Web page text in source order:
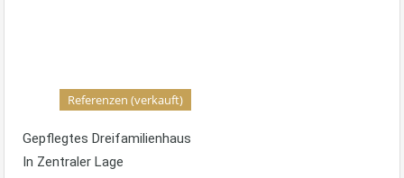
Referenzen (verkauft)
Gepflegtes Dreifamilienhaus
In Zentraler Lage